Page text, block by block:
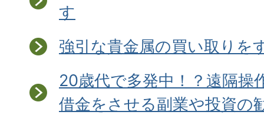
す
強引な貴金属の買い取りを
20歳代で多発中！？遠隔操
借金をさせる副業や投資の